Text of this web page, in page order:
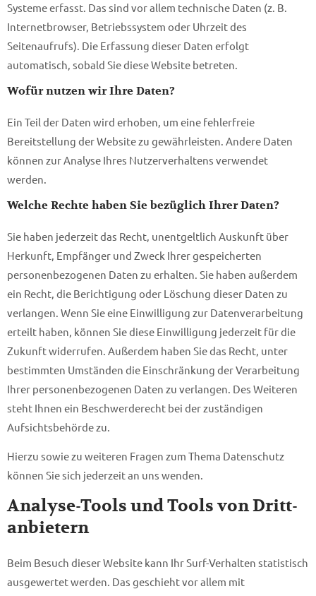
Systeme erfasst. Das sind vor allem technische Daten (z. B.
Internetbrowser, Betriebssystem oder Uhrzeit des
Seitenaufrufs). Die Erfassung dieser Daten erfolgt
automatisch, sobald Sie diese Website betreten.
Wofür nutzen wir Ihre Daten?
Ein Teil der Daten wird erhoben, um eine fehlerfreie
Bereitstellung der Website zu gewährleisten. Andere Daten
können zur Analyse Ihres Nutzerverhaltens verwendet
werden.
Welche Rechte haben Sie bezüglich Ihrer Daten?
Sie haben jederzeit das Recht, unentgeltlich Auskunft über
Herkunft, Empfänger und Zweck Ihrer gespeicherten
personenbezogenen Daten zu erhalten. Sie haben außerdem
ein Recht, die Berichtigung oder Löschung dieser Daten zu
verlangen. Wenn Sie eine Einwilligung zur Datenverarbeitung
erteilt haben, können Sie diese Einwilligung jederzeit für die
Zukunft widerrufen. Außerdem haben Sie das Recht, unter
bestimmten Umständen die Einschränkung der Verarbeitung
Ihrer personenbezogenen Daten zu verlangen. Des Weiteren
steht Ihnen ein Beschwerderecht bei der zuständigen
Aufsichtsbehörde zu.
Hierzu sowie zu weiteren Fragen zum Thema Datenschutz
können Sie sich jederzeit an uns wenden.
Analyse-Tools und Tools von Dritt­
anbietern
Beim Besuch dieser Website kann Ihr Surf-Verhalten statistisch
ausgewertet werden. Das geschieht vor allem mit